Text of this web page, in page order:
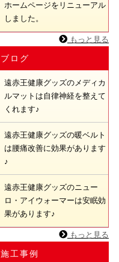
ホームページをリニューアル
しました。
もっと見る
ブログ
遠赤王健康グッズのメディカ
ルマットは自律神経を整えて
くれます♪
遠赤王健康グッズの暖ベルト
は腰痛改善に効果があります
♪
遠赤王健康グッズのニュー
ロ・アイウォーマーは安眠効
果があります♪
もっと見る
施工事例